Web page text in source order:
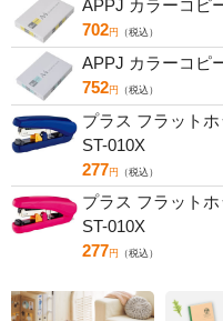
APPJ カラーコピ
702円 （税込）
APPJ カラーコピ
752円 （税込）
プラス フラット
ST-010X
277円 （税込）
プラス フラット
ST-010X
277円 （税込）